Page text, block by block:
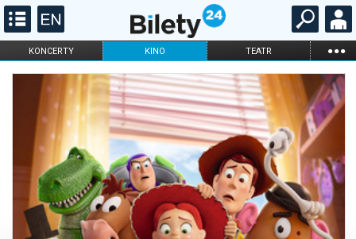
KONCERTY KINO TEATR ...
FILHARMONIA OPERA I BALET
STAND-UP
ONLINE KARNETY